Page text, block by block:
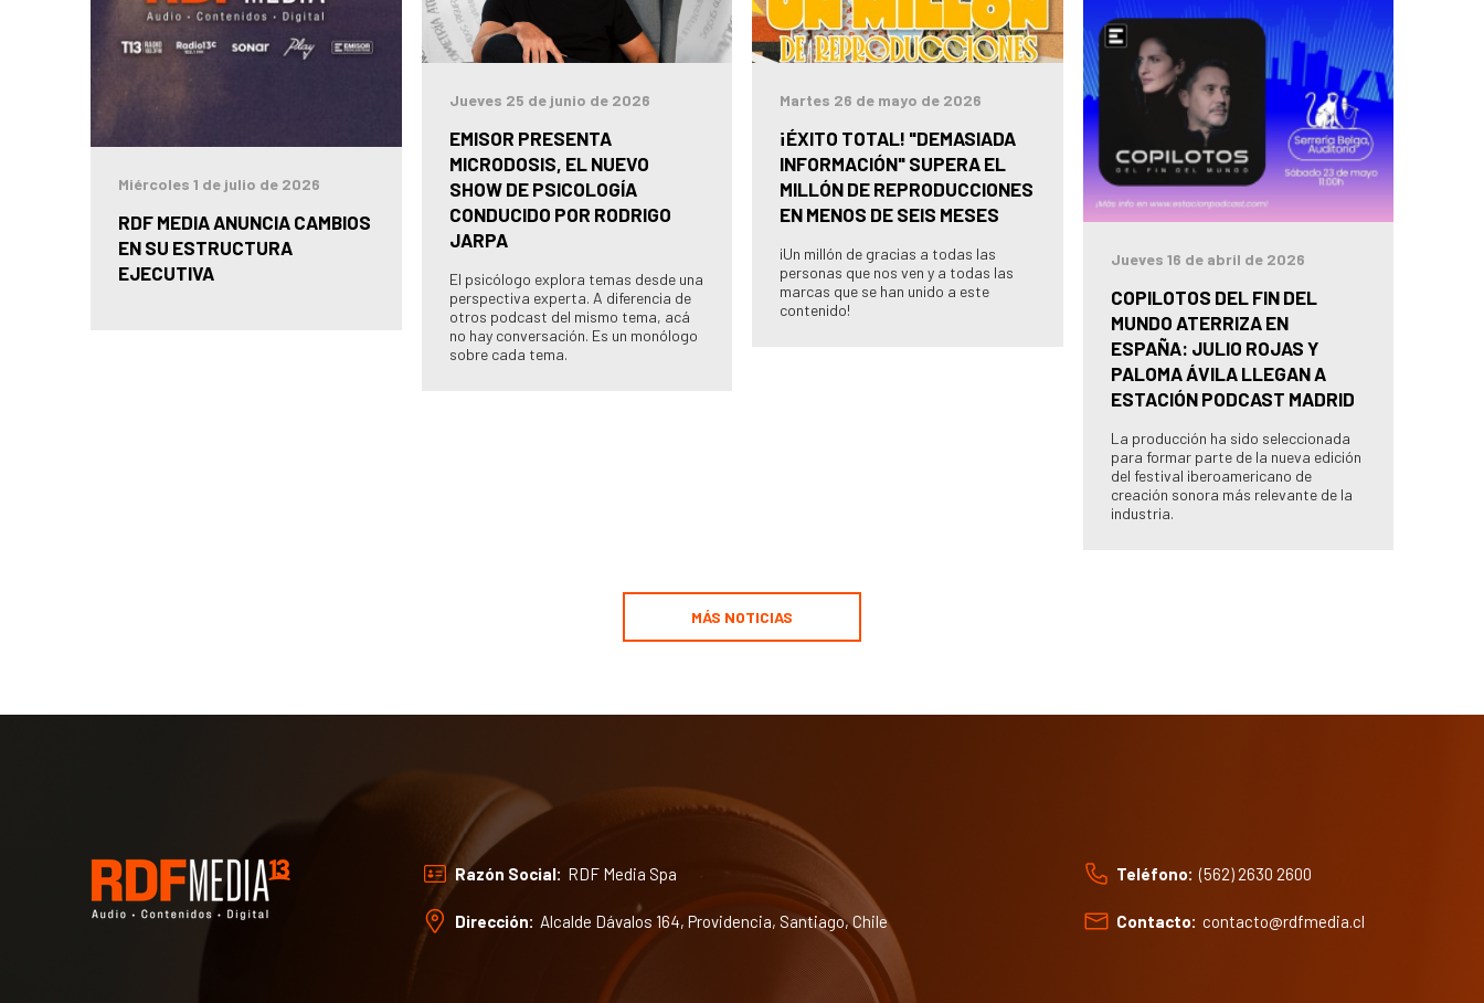
Miércoles 1 de julio de 2026
RDF MEDIA ANUNCIA CAMBIOS
EN SU ESTRUCTURA
EJECUTIVA
Jueves 25 de junio de 2026
EMISOR PRESENTA
MICRODOSIS, EL NUEVO
SHOW DE PSICOLOGÍA
CONDUCIDO POR RODRIGO
JARPA
El psicólogo explora temas desde una
perspectiva experta. A diferencia de
otros podcast del mismo tema, acá
no hay conversación. Es un monólogo
sobre cada tema.
Martes 26 de mayo de 2026
¡ÉXITO TOTAL! "DEMASIADA
INFORMACIÓN" SUPERA EL
MILLÓN DE REPRODUCCIONES
EN MENOS DE SEIS MESES
¡Un millón de gracias a todas las
personas que nos ven y a todas las
marcas que se han unido a este
contenido!
Jueves 16 de abril de 2026
COPILOTOS DEL FIN DEL
MUNDO ATERRIZA EN
ESPAÑA: JULIO ROJAS Y
PALOMA ÁVILA LLEGAN A
ESTACIÓN PODCAST MADRID
La producción ha sido seleccionada
para formar parte de la nueva edición
del festival iberoamericano de
creación sonora más relevante de la
industria.
MÁS NOTICIAS
Razón Social: RDF Media Spa
Dirección: Alcalde Dávalos 164, Providencia, Santiago, Chile
Teléfono: (562) 2630 2600
Contacto: contacto@rdfmedia.cl